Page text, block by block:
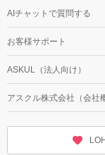
AIチャットで質問する
お客様サポート
ASKUL（法人向け）
アスクル株式会社（会社